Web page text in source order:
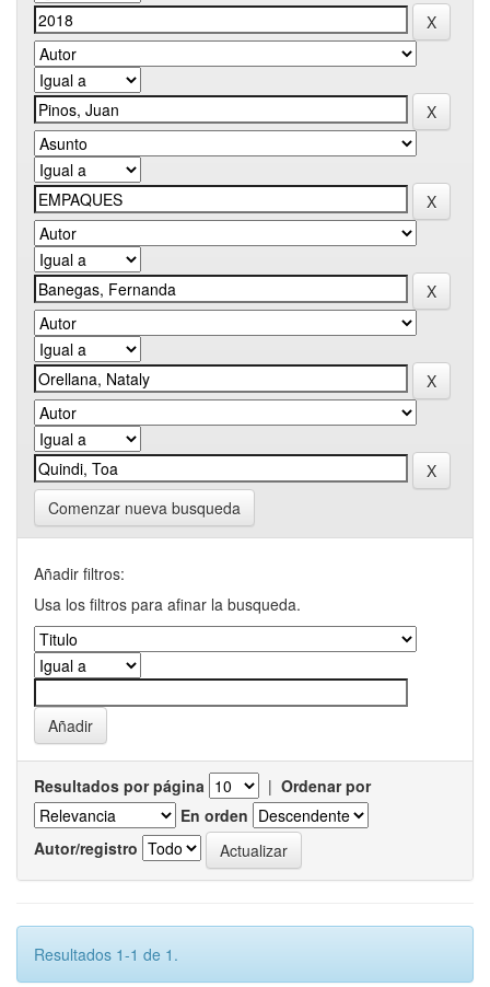
Comenzar nueva busqueda
Añadir filtros:
Usa los filtros para afinar la busqueda.
Resultados por página | Ordenar por
En orden
Autor/registro
Resultados 1-1 de 1.